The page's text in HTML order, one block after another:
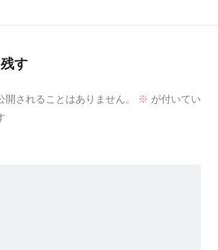
す
開されることはありません。 ※ が付いてい